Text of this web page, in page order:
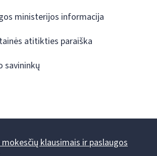
ministerijos informacija
atitikties paraiška
savininkų
klausimais ir paslaugos